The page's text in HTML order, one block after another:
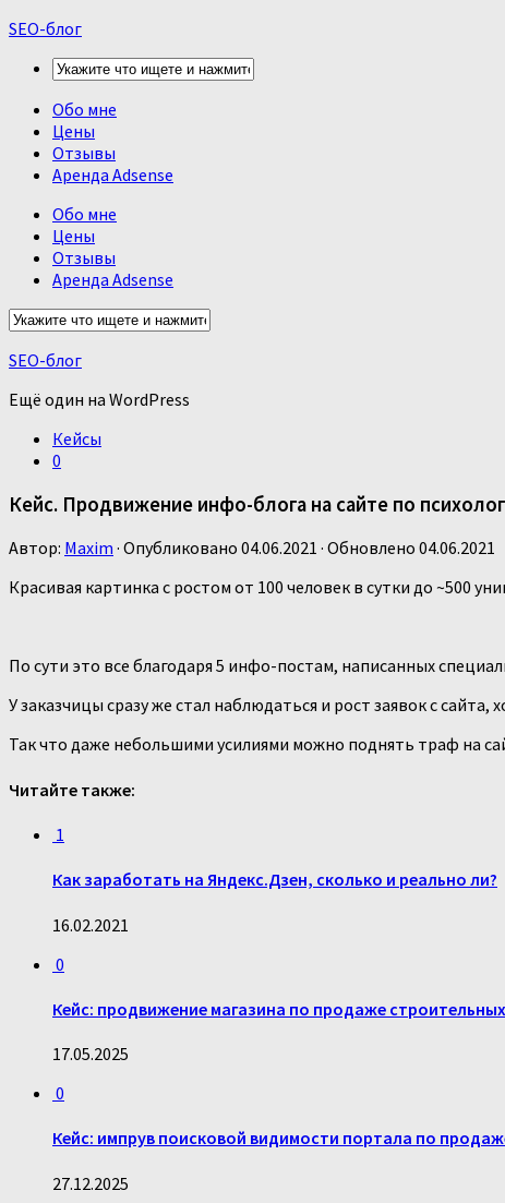
SEO-блог
Обо мне
Цены
Отзывы
Аренда Adsense
Обо мне
Цены
Отзывы
Аренда Adsense
SEO-блог
Ещё один на WordPress
Кейсы
0
Кейс. Продвижение инфо-блога на сайте по
Автор: Maxim · Опубликовано 04.06.2021 · Обновлено 04.06.2021
Красивая картинка с ростом от 100 человек в сутки до ~500
По сути это все благодаря 5 инфо-постам, написанных
У заказчицы сразу же стал наблюдаться и рост заявок с
Так что даже небольшими усилиями можно поднять траф на
Читайте также:
1
Как заработать на Яндекс.Дзен, сколько и реально ли?
16.02.2021
0
Кейс: продвижение магазина по продаже
17.05.2025
0
Кейс: импрув поисковой видимости портала по
27.12.2025